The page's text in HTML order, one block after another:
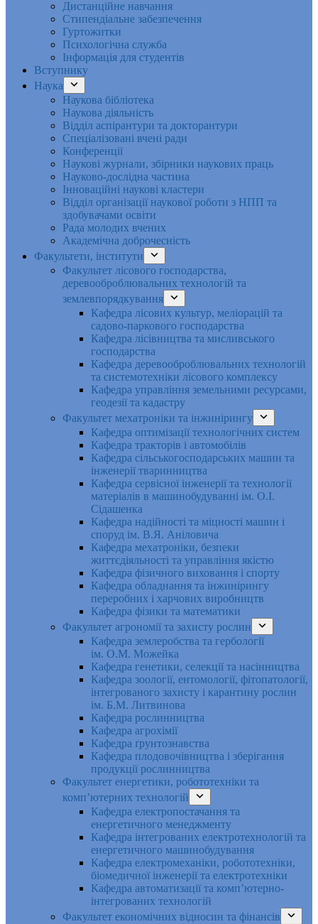
Дистанційне навчання
Стипендіальне забезпечення
Гуртожитки
Психологічна служба
Інформація для студентів
Вступнику
Наука
Наукова бібліотека
Наукова діяльність
Відділ аспірантури та докторантури
Спеціалізовані вчені ради
Конференції
Наукові журнали, збірники наукових праць
Науково-дослідна частина
Інноваційні наукові кластери
Відділ організації наукової роботи з НПП та
здобувачами освіти
Рада молодих вчених
Академічна доброчесність
Факультети, інститути
Факультет лісового господарства,
деревооброблювальних технологій та
землевпорядкування
Кафедра лісових культур, меліорацій та
садово-паркового господарства
Кафедра лісівництва та мисливського
господарства
Кафедра деревооброблювальних технологій
та системотехніки лісового комплексу
Кафедра управління земельними ресурсами,
геодезії та кадастру
Факультет мехатроніки та інжинірингу
Кафедра оптимізації технологічних систем
Кафедра тракторів і автомобілів
Кафедра сільськогосподарських машин та
інженерії тваринництва
Кафедра cервісної інженерії та технології
матеріалів в машинобудуванні ім. О.І.
Сідашенка
Кафедра надійності та міцності машин і
споруд ім. В.Я. Аніловича
Кафедра мехатроніки, безпеки
життєдіяльності та управління якістю
Кафедра фізичного виховання і спорту
Кафедра обладнання та інжинірингу
переробних і харчових виробництв
Кафедра фізики та математики
Факультет агрономії та захисту рослин
Кафедра землеробства та гербології
ім. О.М. Можейка
Кафедра генетики, селекції та насінництва
Кафедра зоології, ентомології, фітопатології,
інтегрованого захисту і карантину рослин
ім. Б.М. Литвинова
Кафедра рослинництва
Кафедра агрохімії
Кафедра ґрунтознавства
Кафедра плодовочівництва і зберігання
продукції рослинництва
Факультет енергетики, робототехніки та
комп’ютерних технологій
Кафедра електропостачання та
енергетичного менеджменту
Кафедра інтегрованих електротехнологій та
енергетичного машинобудування
Кафедра електромеханіки, робототехніки,
біомедичної інженерії та електротехніки
Кафедра автоматизації та комп’ютерно-
інтегрованих технологій
Факультет економічних відносин та фінансів